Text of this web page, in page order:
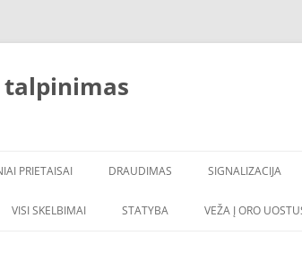
talpinimas
PRIETAISAI DRAUDIMAS SIGNALIZACIJA
VISI SKELBIMAI STATYBA VEŽA Į ORO